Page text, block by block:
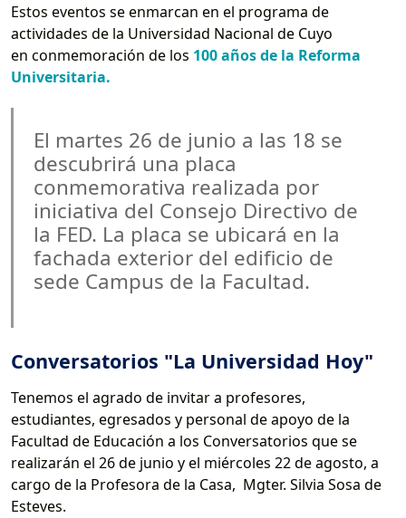
Estos eventos se enmarcan en el programa de
actividades de la Universidad Nacional de Cuyo
en conmemoración de los 100 años de la Reforma
Universitaria.
El martes 26 de junio a las 18 se
descubrirá una placa
conmemorativa realizada por
iniciativa del Consejo Directivo de
la FED. La placa se ubicará en la
fachada exterior del edificio de
sede Campus de la Facultad.
Conversatorios "La Universidad Hoy"
Tenemos el agrado de invitar a profesores,
estudiantes, egresados y personal de apoyo de la
Facultad de Educación a los Conversatorios que se
realizarán el 26 de junio y el miércoles 22 de agosto, a
cargo de la Profesora de la Casa, Mgter. Silvia Sosa de
Esteves.